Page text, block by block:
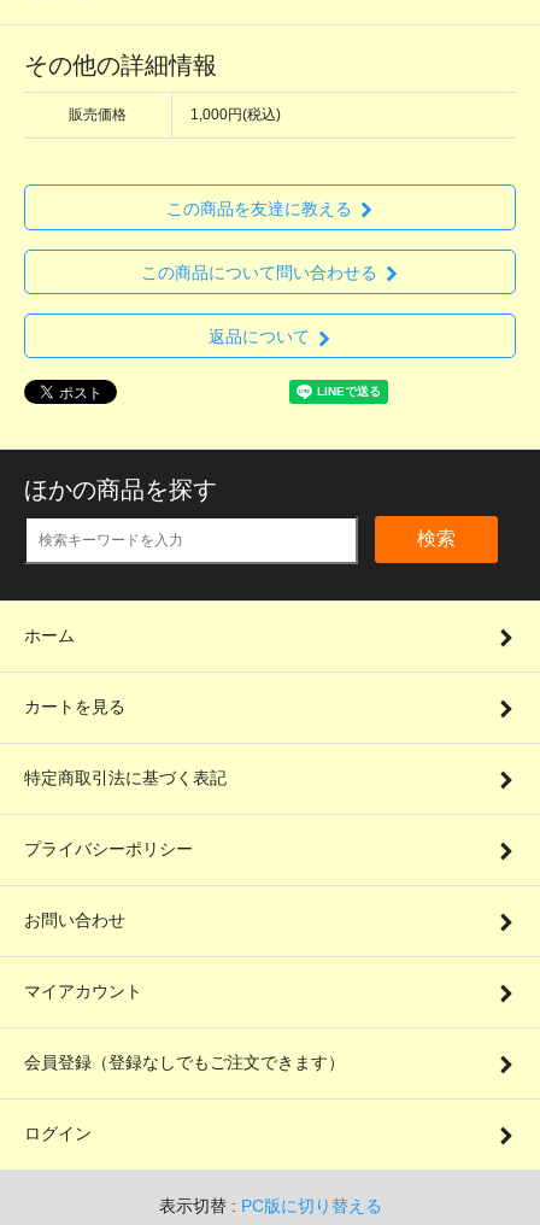
その他の詳細情報
販売価格 1,000円(税込)
この商品を友達に教える
この商品について問い合わせる
返品について
ほかの商品を探す
検索
ホーム
カートを見る
特定商取引法に基づく表記
プライバシーポリシー
お問い合わせ
マイアカウント
会員登録（登録なしでもご注文できます）
ログイン
表示切替 : PC版に切り替える